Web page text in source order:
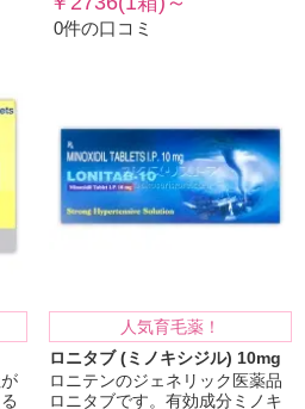
0件の口コミ
人気育毛薬！
ロニタブ (ミノキシジル) 10mg
ロニテンのジェネリック医薬品
ロニタブです。有効成分ミノキ